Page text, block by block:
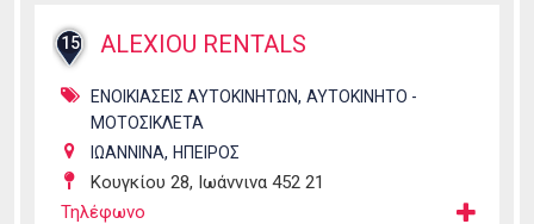
15 ALEXIOU RENTALS
ΕΝΟΙΚΙΑΣΕΙΣ ΑΥΤΟΚΙΝΗΤΩΝ, ΑΥΤΟΚΙΝΗΤΟ -
ΜΟΤΟΣΙΚΛΕΤΑ
ΙΩΑΝΝΙΝΑ, ΗΠΕΙΡΟΣ
Κουγκίου 28, Ιωάννινα 452 21
Τηλέφωνο